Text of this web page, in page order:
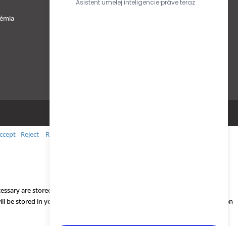
Obchodné podmienky
Reject Read More
are stored on your browser as they are essential for the working of
be stored in your browser only with your consent. You also have the option